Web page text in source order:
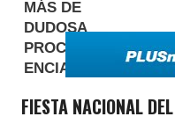
FIESTA NACIONAL